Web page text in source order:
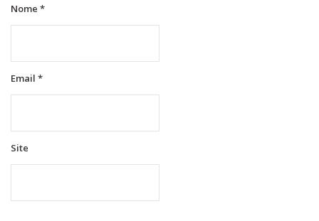
Nome *
Email *
Site